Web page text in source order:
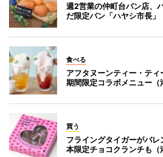
週2営業の仲町台パン店、
だ限定パン「ハヤシ市長」
食べる
アフタヌーンティー・テ
期間限定コラボメニュー（
買う
フライングタイガーがバ
本限定チョコクランチも（